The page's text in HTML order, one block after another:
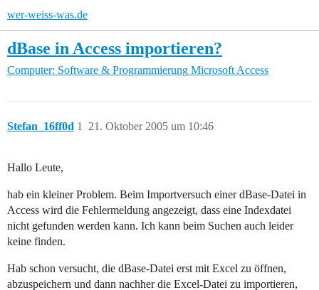
wer-weiss-was.de
dBase in Access importieren?
Computer: Software & Programmierung Microsoft Access
Stefan_16ff0d 21. Oktober 2005 um 10:46
1
Hallo Leute,
hab ein kleiner Problem. Beim Importversuch einer dBase-Datei in
Access wird die Fehlermeldung angezeigt, dass eine Indexdatei
nicht gefunden werden kann. Ich kann beim Suchen auch leider
keine finden.
Hab schon versucht, die dBase-Datei erst mit Excel zu öffnen,
abzuspeichern und dann nachher die Excel-Datei zu importieren,